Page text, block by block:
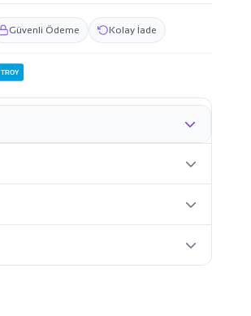
Güvenli Ödeme Kolay İade
TROY